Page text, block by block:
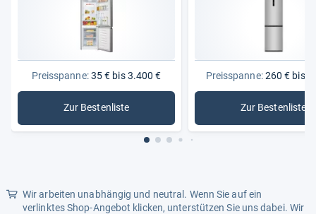
Funktionalitäten
Schnellgefrieren,
Schnellkühlen
Energiemerkmale
Energieeffizienzklasse
Preisspanne:35 € bis 3.400 €
Zur Bestenliste
: Kühlschränke
Preisspanne:260 € bis
Zur Bestenliste
: Kühl-
Wir arbeiten unabhängig und neutral. Wenn Sie auf ein
verlinktes Shop-Angebot klicken, unterstützen Sie uns dabei. Wir